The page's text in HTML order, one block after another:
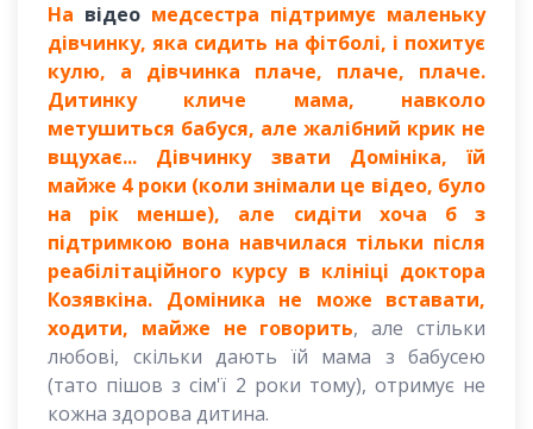
На відео медсестра підтримує маленьку
дівчинку, яка сидить на фітболі, і похитує
кулю, а дівчинка плаче, плаче, плаче.
Дитинку кличе мама, навколо
метушиться бабуся, але жалібний крик не
вщухає... Дівчинку звати Домініка, їй
майже 4 роки (коли знімали це відео, було
на рік менше), але сидіти хоча б з
підтримкою вона навчилася тільки після
реабілітаційного курсу в клініці доктора
Козявкіна. Доміника не може вставати,
ходити, майже не говорить, але стільки
любові, скільки дають їй мама з бабусею
(тато пішов з сім'ї 2 роки тому), отримує не
кожна здорова дитина.